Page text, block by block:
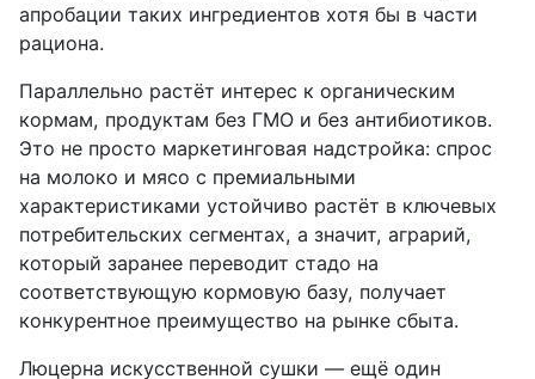
апробации таких ингредиентов хотя бы в части
рациона.
Параллельно растёт интерес к органическим
кормам, продуктам без ГМО и без антибиотиков.
Это не просто маркетинговая надстройка: спрос
на молоко и мясо с премиальными
характеристиками устойчиво растёт в ключевых
потребительских сегментах, а значит, аграрий,
который заранее переводит стадо на
соответствующую кормовую базу, получает
конкурентное преимущество на рынке сбыта.
Люцерна искусственной сушки — ещё один